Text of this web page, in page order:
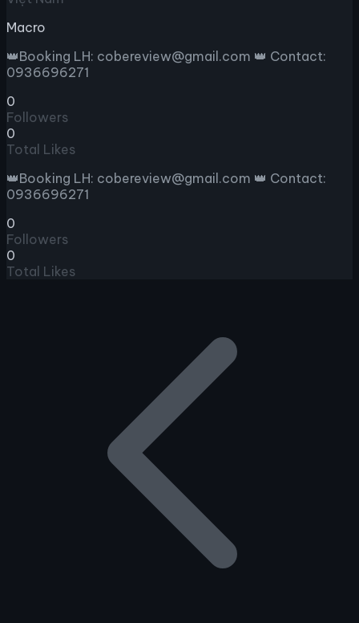
Macro
👑Booking LH: cobereview@gmail.com 👑 Contact:
0936696271
0
Followers
0
Total Likes
👑Booking LH: cobereview@gmail.com 👑 Contact:
0936696271
0
Followers
0
Total Likes